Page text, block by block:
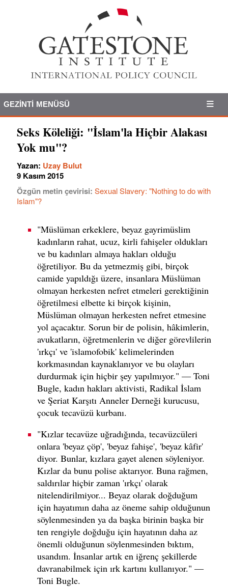
GEZINTI MENÜSÜ
Seks Köleliği: "İslam'la Hiçbir Alakası
Yok mu"?
Yazan: Uzay Bulut
9 Kasım 2015
Özgün metin çevirisi: Sexual Slavery: "Nothing to do with
Islam"?
"Müslüman erkeklere, beyaz gayrimüslim
kadınların rahat, ucuz, kirli fahişeler oldukları
ve bu kadınları almaya hakları olduğu
öğretiliyor. Bu da yetmezmiş gibi, birçok
camide yapıldığı üzere, insanlara Müslüman
olmayan herkesten nefret etmeleri gerektiğinin
öğretilmesi elbette ki birçok kişinin,
Müslüman olmayan herkesten nefret etmesine
yol açacaktır. Sorun bir de polisin, hâkimlerin,
avukatların, öğretmenlerin ve diğer görevlilerin
'ırkçı' ve 'islamofobik' kelimelerinden
korkmasından kaynaklanıyor ve bu olayları
durdurmak için hiçbir şey yapılmıyor." — Toni
Bugle, kadın hakları aktivisti, Radikal İslam
ve Şeriat Karşıtı Anneler Derneği kurucusu,
çocuk tecavüzü kurbanı.
"Kızlar tecavüze uğradığında, tecavüzcüleri
onlara 'beyaz çöp', 'beyaz fahişe', 'beyaz kâfir'
diyor. Bunlar, kızlara gayet alenen söyleniyor.
Kızlar da bunu polise aktarıyor. Buna rağmen,
saldırılar hiçbir zaman 'ırkçı' olarak
nitelendirilmiyor... Beyaz olarak doğduğum
için hayatımın daha az öneme sahip olduğunun
söylenmesinden ya da başka birinin başka bir
ten rengiyle doğduğu için hayatının daha az
önemli olduğunun söylenmesinden bıktım,
usandım. İnsanlar artık en iğrenç şekillerde
davranabilmek için ırk kartını kullanıyor." —
Toni Bugle.